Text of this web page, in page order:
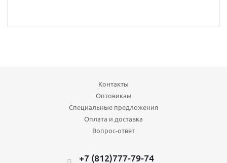
Контакты
Оптовикам
Специальные предложения
Оплата и доставка
Вопрос-ответ
+7 (812)777-79-74